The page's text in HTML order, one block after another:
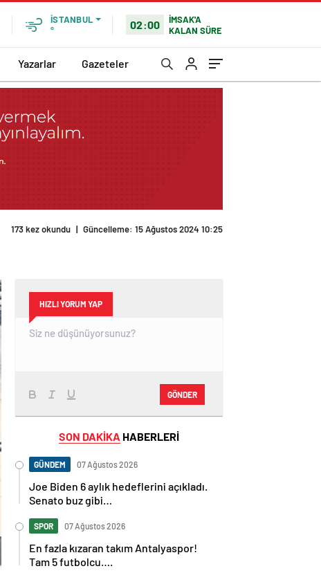
İSTANBUL
°
02:00
İMSAK'A
KALAN SÜRE
Yazarlar Gazeteler
HIZLI YORUM YAP
GÖNDER
SON DAKİKA HABERLERİ
GÜNDEM 07 Ağustos 2026
Joe Biden 6 aylık hedeflerini açıkladı.
Senato buz gibi…
SPOR 07 Ağustos 2026
En fazla kızaran takım Antalyaspor!
Tam 5 futbolcu….